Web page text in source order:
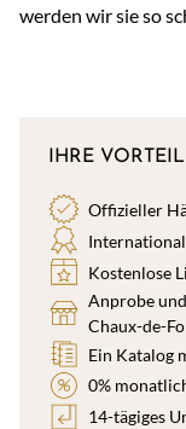
werden wir sie so
IHRE
Offizieller
Kostenlose
Anprobe
Chaux-de-
Ein Katalog
0%
14-tägiges